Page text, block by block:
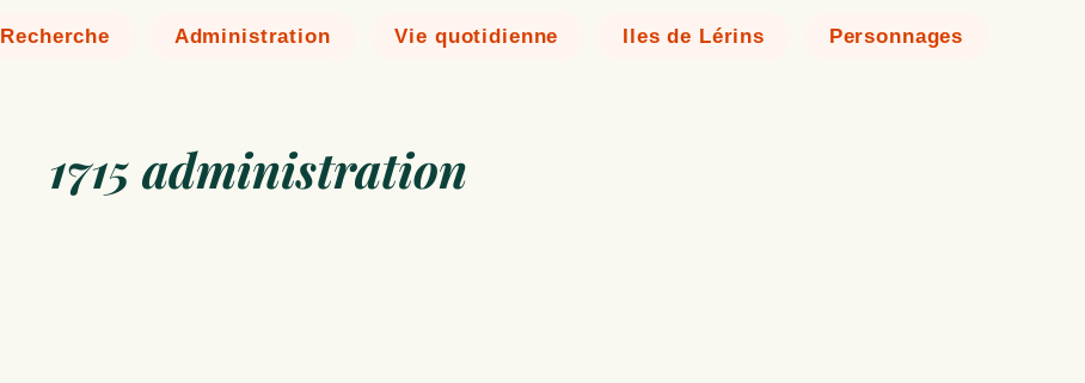
Recherche Administration Vie quotidienne Iles de Lérins Personnages
1715 administration